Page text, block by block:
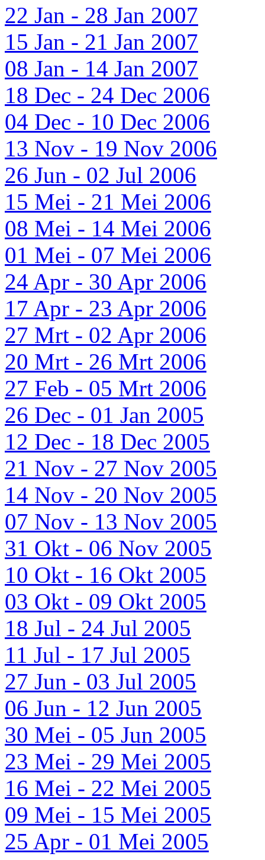
22 Jan - 28 Jan 2007
15 Jan - 21 Jan 2007
08 Jan - 14 Jan 2007
18 Dec - 24 Dec 2006
04 Dec - 10 Dec 2006
13 Nov - 19 Nov 2006
26 Jun - 02 Jul 2006
15 Mei - 21 Mei 2006
08 Mei - 14 Mei 2006
01 Mei - 07 Mei 2006
24 Apr - 30 Apr 2006
17 Apr - 23 Apr 2006
27 Mrt - 02 Apr 2006
20 Mrt - 26 Mrt 2006
27 Feb - 05 Mrt 2006
26 Dec - 01 Jan 2005
12 Dec - 18 Dec 2005
21 Nov - 27 Nov 2005
14 Nov - 20 Nov 2005
07 Nov - 13 Nov 2005
31 Okt - 06 Nov 2005
10 Okt - 16 Okt 2005
03 Okt - 09 Okt 2005
18 Jul - 24 Jul 2005
11 Jul - 17 Jul 2005
27 Jun - 03 Jul 2005
06 Jun - 12 Jun 2005
30 Mei - 05 Jun 2005
23 Mei - 29 Mei 2005
16 Mei - 22 Mei 2005
09 Mei - 15 Mei 2005
25 Apr - 01 Mei 2005